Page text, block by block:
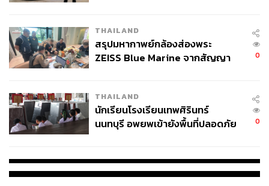
THAILAND
สรุปมหากาพย์กล้องส่องพระ
ZEISS Blue Marine จากสัญญา
จ่ายหนี้-แอบระบุแบรนด์
0
THAILAND
นักเรียนโรงเรียนเทพศิรินทร์
นนทบุรี อพยพเข้ายังพื้นที่ปลอดภัย
0